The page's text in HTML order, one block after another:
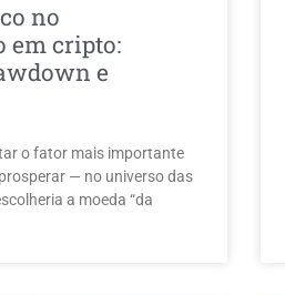
no
em cripto:
e
o fator mais importante
— no universo das
a moeda “da